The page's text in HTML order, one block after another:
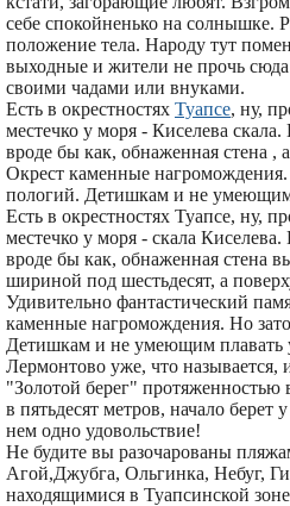
себе спокойненько на солнышке.
положение тела. Народу тут
выходные и жители не прочь
своими чадами или внуками.
Есть в окрестностях Туапсе, ну,
местечко у моря - Киселева
вроде бы как, обнаженная стена ,
Окрест каменные
пологий. Детишкам и не умеющим
Есть в окрестностях Туапсе, ну,
местечко у моря - скала
вроде бы как, обнаженная стена
шириной под шестьдесят, а
Удивительно фантастический
каменные нагромождения. Но
Детишкам и не умеющим плавать
Лермонтово уже, что называется,
"Золотой берег"
в пятьдесят метров, начало
нем одно удовольствие!
Не будите вы разочарованы
Агой,Джубга, Ольгинка, Небуг,
находящимися в Туапсинской